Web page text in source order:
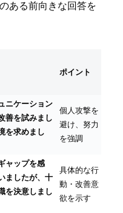
ある前向きな回答を
ポイント
ニケーション
善を試みまし
を求めまし
個人攻撃を
避け、努力
を強調
ャップを感
ましたが、十
を決意しまし
具体的な行
動・改善意
欲を示す